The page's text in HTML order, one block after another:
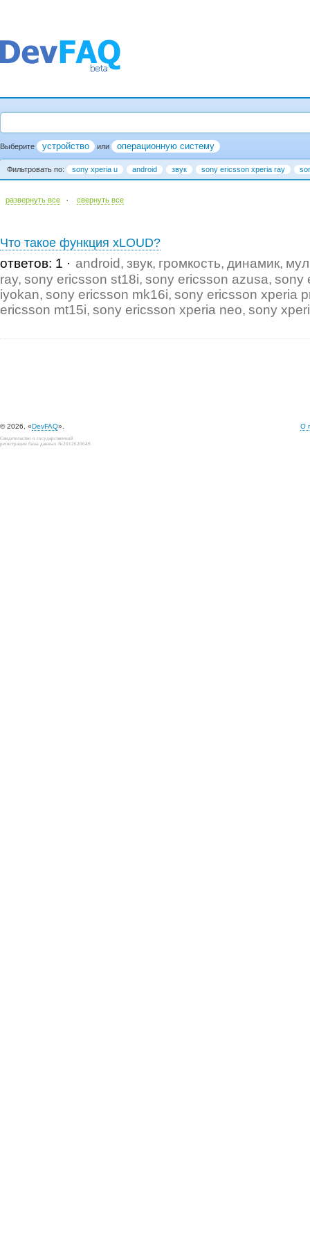
Выберите устройство или операционную систему
Фильтровать по: sony xperia u android звук sony ericsson xperia ray
развернуть все · cвернуть все
Что такое функция xLOUD?
ответов: 1 android звук громкость динамик
ray sony ericsson st18i sony ericsson azusa sony
iyokan sony ericsson mk16i sony ericsson xperia
ericsson mt15i sony ericsson xperia neo sony
© 2026, «DevFAQ». О
Свидетельство о государственной
регистрации базы данных №2012620649.